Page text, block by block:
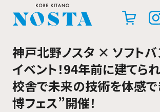
神戸北野ノスタ × ソフト
イベント！94年前に建てら
校舎で未来の技術を体感で
博フェス”開催！